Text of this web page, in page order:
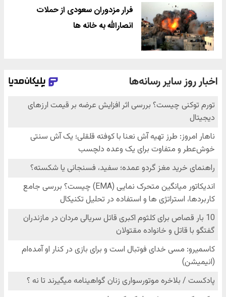
فرار مزدوران سعودی از حملات
انصارالله به خانه ها